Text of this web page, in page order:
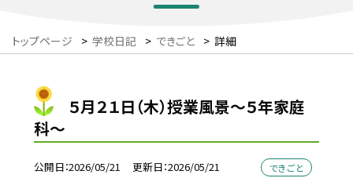
トップページ > 学校日記 > できごと > 詳細
５月２１日（木）授業風景～５年家庭
科～
公開日 2026/05/21 更新日 2026/05/21 できごと